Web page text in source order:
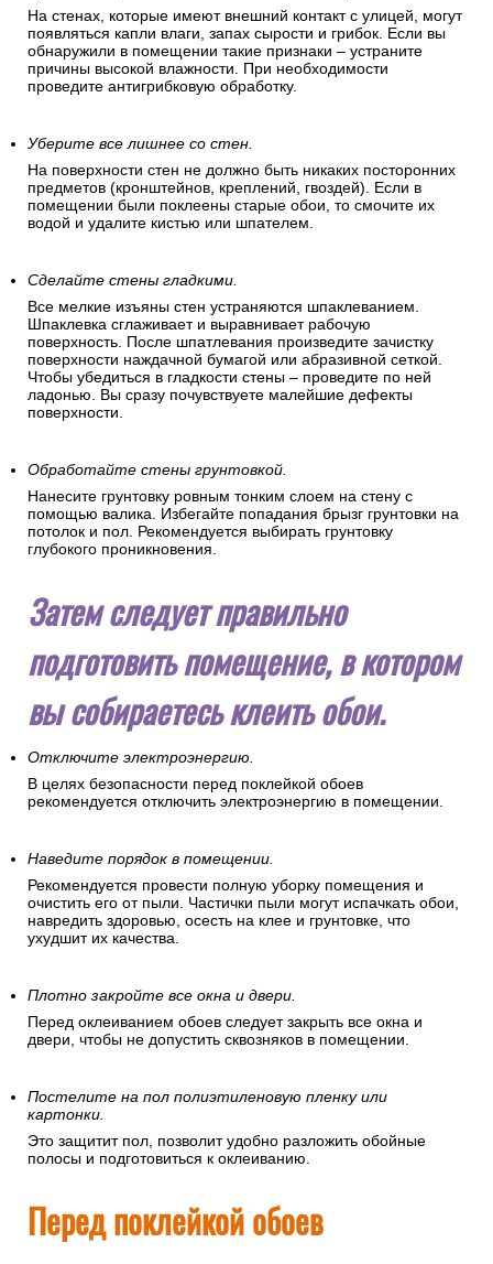
На стенах, которые имеют внешний контакт с улицей, могут
появляться капли влаги, запах сырости и грибок. Если вы
обнаружили в помещении такие признаки – устраните
причины высокой влажности. При необходимости
проведите антигрибковую обработку.
Уберите все лишнее со стен.
На поверхности стен не должно быть никаких посторонних
предметов (кронштейнов, креплений, гвоздей). Если в
помещении были поклеены старые обои, то смочите их
водой и удалите кистью или шпателем.
Сделайте стены гладкими.
Все мелкие изъяны стен устраняются шпаклеванием.
Шпаклевка сглаживает и выравнивает рабочую
поверхность. После шпатлевания произведите зачистку
поверхности наждачной бумагой или абразивной сеткой.
Чтобы убедиться в гладкости стены – проведите по ней
ладонью. Вы сразу почувствуете малейшие дефекты
поверхности.
Обработайте стены грунтовкой.
Нанесите грунтовку ровным тонким слоем на стену с
помощью валика. Избегайте попадания брызг грунтовки на
потолок и пол. Рекомендуется выбирать грунтовку
глубокого проникновения.
Затем следует правильно
подготовить помещение, в котором
вы собираетесь клеить обои.
Отключите электроэнергию.
В целях безопасности перед поклейкой обоев
рекомендуется отключить электроэнергию в помещении.
Наведите порядок в помещении.
Рекомендуется провести полную уборку помещения и
очистить его от пыли. Частички пыли могут испачкать обои,
навредить здоровью, осесть на клее и грунтовке, что
ухудшит их качества.
Плотно закройте все окна и двери.
Перед оклеиванием обоев следует закрыть все окна и
двери, чтобы не допустить сквозняков в помещении.
Постелите на пол полиэтиленовую пленку или
картонки.
Это защитит пол, позволит удобно разложить обойные
полосы и подготовиться к оклеиванию.
Перед поклейкой обоев